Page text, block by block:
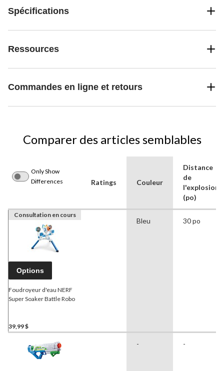
Spécifications
Ressources
Commandes en ligne et retours
Comparer des articles semblables
Only Show
Differences
Ratings Couleur
Distance
de
l'explosion
(po)
Consultation en cours
Options
Foudroyeur d'eau NERF
Super Soaker Battle Robo
39,99 $
Bleu 30 po
- -